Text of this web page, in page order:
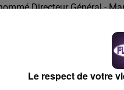
Directeur Général -
des équipes et de la
un point : le sportif
Christophe Racaud. Une
Le respect de votre